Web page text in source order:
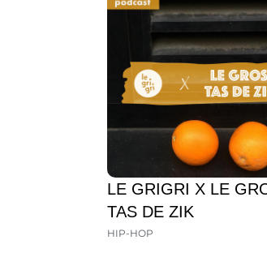
LE GRIGRI X LE
TAS DE ZIK
HIP-HOP